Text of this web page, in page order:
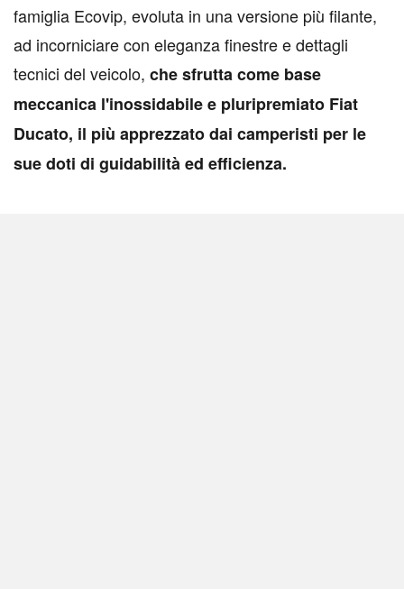
famiglia Ecovip, evoluta in una versione più filante,
ad incorniciare con eleganza finestre e dettagli
tecnici del veicolo, che sfrutta come base
meccanica l'inossidabile e pluripremiato Fiat
Ducato, il più apprezzato dai camperisti per le
sue doti di guidabilità ed efficienza.